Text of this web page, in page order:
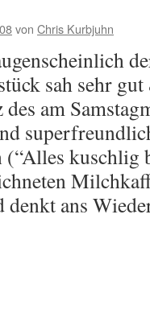
von Chris Kurbjuhn
sah sehr
am
kuschlig
denkt ans